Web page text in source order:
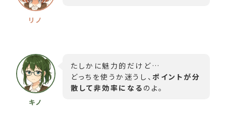
たしかに魅力的だけど…
どっちを使うか迷うし、ポイントが分
散して非効率になる のよ。